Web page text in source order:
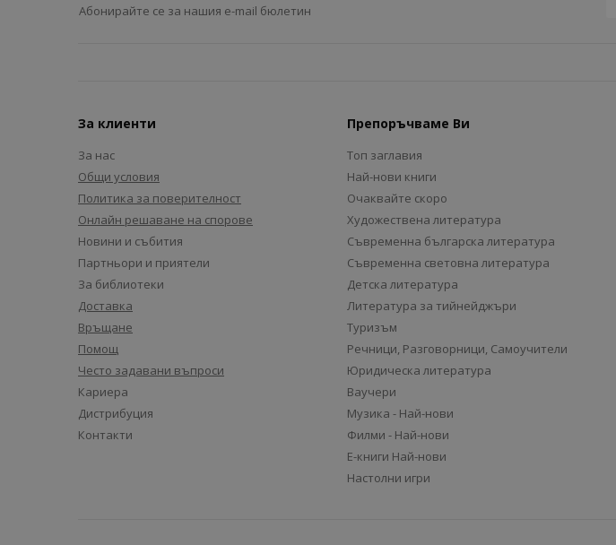
Абонирайте се за нашия e-mail бюлетин
За клиенти
За нас
Общи условия
Политика за поверителност
Онлайн решаване на спорове
Новини и събития
Партньори и приятели
За библиотеки
Доставка
Връщане
Помощ
Често задавани въпроси
Кариера
Дистрибуция
Контакти
Препоръчваме Ви
Топ заглавия
Най-нови книги
Очаквайте скоро
Художествена литература
Съвременна българска литература
Съвременна световна литература
Детска литература
Литература за тийнейджъри
Туризъм
Речници, Разговорници, Самоучители
Юридическа литература
Ваучери
Музика - Най-нови
Филми - Най-нови
Е-книги Най-нови
Настолни игри